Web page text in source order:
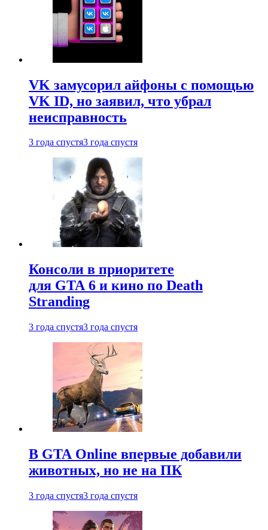
VK замусорил айфоны с помощью
VK ID, но заявил, что убрал
неисправность
3 года спустя3 года спустя
Консоли в приоритете
для GTA 6 и кино по Death
Stranding
3 года спустя3 года спустя
В GTA Online впервые добавили
животных, но не на ПК
3 года спустя3 года спустя